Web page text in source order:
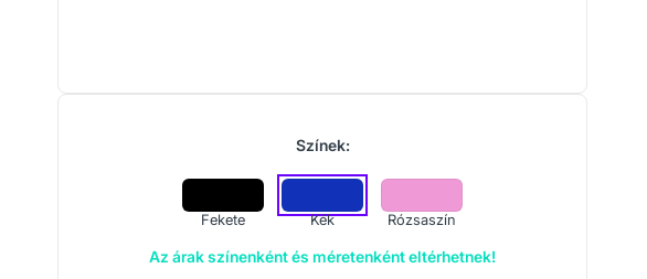
Színek:
Fekete Kék Rózsaszín
Az árak színenként és méretenként eltérhetnek!